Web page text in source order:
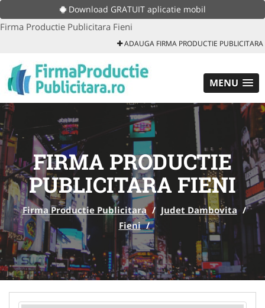
Download GRATUIT aplicatie mobil
Firma Productie Publicitara Fieni
ADAUGA FIRMA PRODUCTIE PUBLICITARA
MENU
FIRMA PRODUCTIE
PUBLICITARA FIENI
Firma Productie Publicitara / Judet Dambovita /
Fieni /